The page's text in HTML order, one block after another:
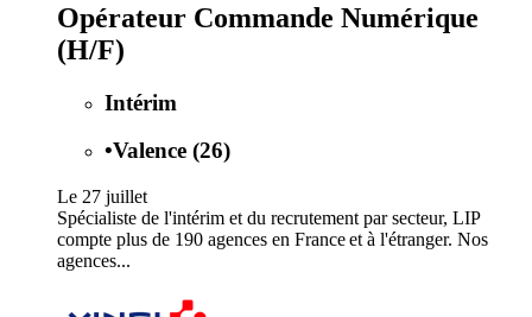
Opérateur Commande Numérique
(H/F)
Intérim
•Valence (26)
Le 27 juillet
Spécialiste de l'intérim et du recrutement par secteur, LIP
compte plus de 190 agences en France et à l'étranger. Nos
agences...